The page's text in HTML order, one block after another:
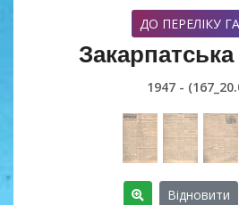
ДО ПЕРЕЛІКУ
1947 -
Відновити